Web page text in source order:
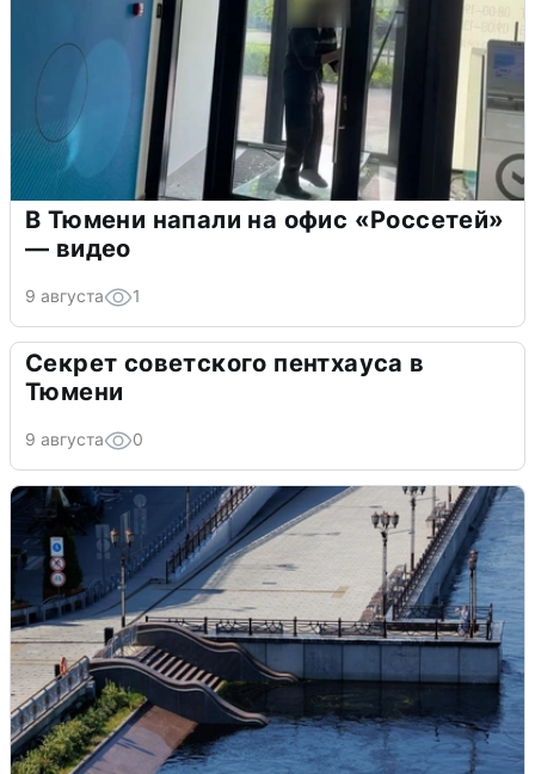
В Тюмени напали на офис «Россетей»
— видео
9 августа 1
Секрет советского пентхауса в
Тюмени
9 августа 0